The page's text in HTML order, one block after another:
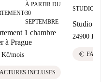
■
À PARTIR DU
30
SEPTEMBRE
1 chambre
à Prague
Kč/mois
INCLUSES
STUDIO
Studio à
24900 Kč
euro